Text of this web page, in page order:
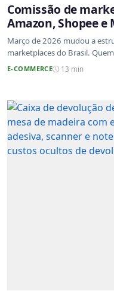
Comissão de
Amazon, Shopee
atualizadas
Março de 2026 mudou a
marketplaces do Brasil.
E-COMMERCE 13 min